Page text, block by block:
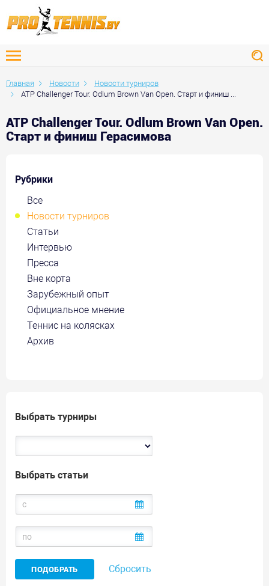
Главная Новости
Новости турниров
ATP Challenger Tour. Odlum Brown Van Open. Старт и финиш ...
ATP Challenger Tour. Odlum Brown Van Open.
Старт и финиш Герасимова
Рубрики
Все
Новости турниров
Статьи
Интервью
Пресса
Вне корта
Зарубежный опыт
Официальное мнение
Теннис на колясках
Архив
Выбрать турниры
Выбрать статьи
Сбросить